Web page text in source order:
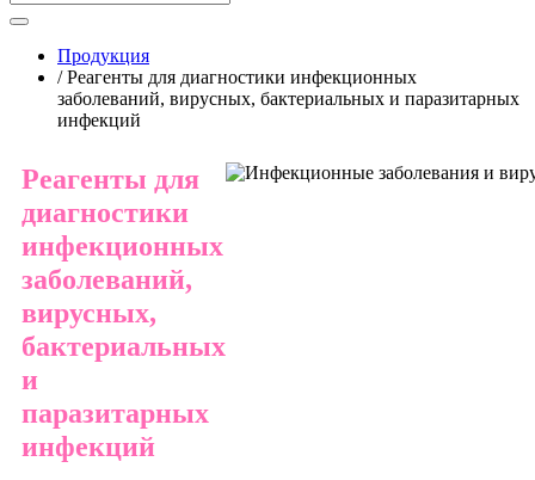
Продукция
/ Реагенты для диагностики инфекционных
заболеваний, вирусных, бактериальных и паразитарных
инфекций
Реагенты для
диагностики
инфекционных
заболеваний,
вирусных,
бактериальных
и
паразитарных
инфекций